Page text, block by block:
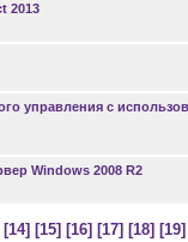
2013
управления с
Windows 2008 R2
[14] [15] [16] [17] [18] [19]